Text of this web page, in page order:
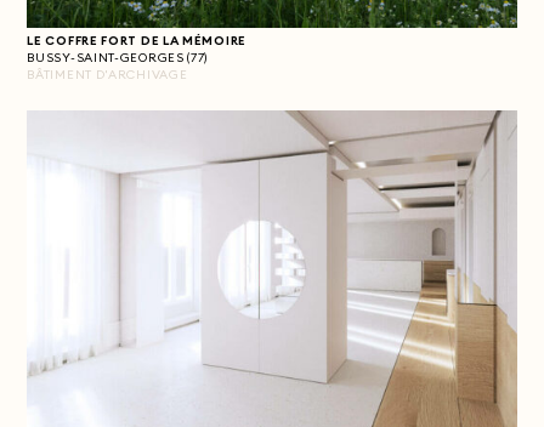
LE COFFRE FORT DE LA MÉMOIRE
BUSSY-SAINT-GEORGES (77)
BÂTIMENT D'ARCHIVAGE